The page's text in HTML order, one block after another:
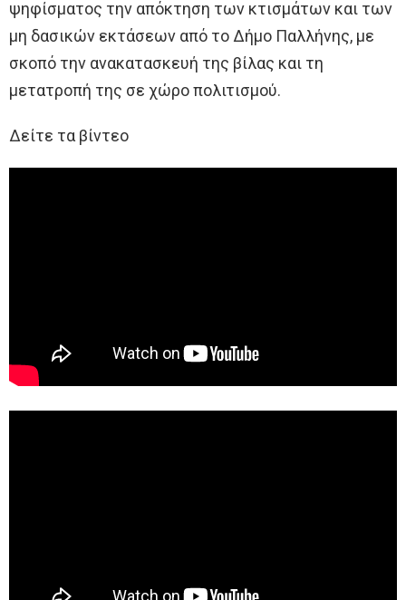
ψηφίσματος την απόκτηση των κτισμάτων και των
μη δασικών εκτάσεων από το Δήμο Παλλήνης, με
σκοπό την ανακατασκευή της βίλας και τη
μετατροπή της σε χώρο πολιτισμού.
Δείτε τα βίντεο